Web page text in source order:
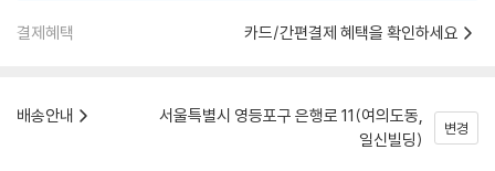
결제혜택 카드/간편결제 혜택을 확인하세요
배송안내
서울특별시 영등포구 은행로 11(여의도동,
일신빌딩)
변경